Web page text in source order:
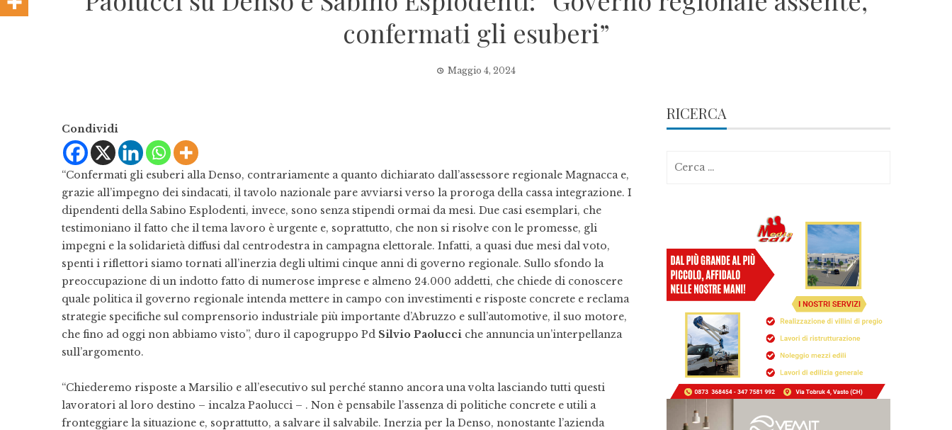
confermati gli esuberi”
Maggio 4, 2024
Condividi
“Confermati gli esuberi alla Denso, contrariamente a quanto dichiarato dall’assessore regionale Magnacca e,
grazie all’impegno dei sindacati, il tavolo nazionale pare avviarsi verso la proroga della cassa integrazione. I
dipendenti della Sabino Esplodenti, invece, sono senza stipendi ormai da mesi. Due casi esemplari, che
testimoniano il fatto che il tema lavoro è urgente e, soprattutto, che non si risolve con le promesse, gli
impegni e la solidarietà diffusi dal centrodestra in campagna elettorale. Infatti, a quasi due mesi dal voto,
spenti i riflettori siamo tornati all’inerzia degli ultimi cinque anni di governo regionale. Sullo sfondo la
preoccupazione di un indotto fatto di numerose imprese e almeno 24.000 addetti, che chiede di conoscere
quale politica il governo regionale intenda mettere in campo con investimenti e risposte concrete e reclama
strategie specifiche sul comprensorio industriale più importante d’Abruzzo e sull’automotive, il suo motore,
che fino ad oggi non abbiamo visto”, duro il capogruppo Pd Silvio Paolucci che annuncia un’interpellanza
sull’argomento.
“Chiederemo risposte a Marsilio e all’esecutivo sul perché stanno ancora una volta lasciando tutti questi
lavoratori al loro destino – incalza Paolucci – . Non è pensabile l’assenza di politiche concrete e utili a
fronteggiare la situazione e, soprattutto, a salvare il salvabile. Inerzia per la Denso, nonostante l’azienda
RICERCA